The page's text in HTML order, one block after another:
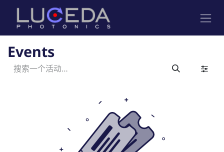
跳至内容
Events